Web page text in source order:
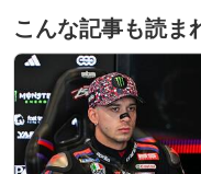
こんな記事も読ま